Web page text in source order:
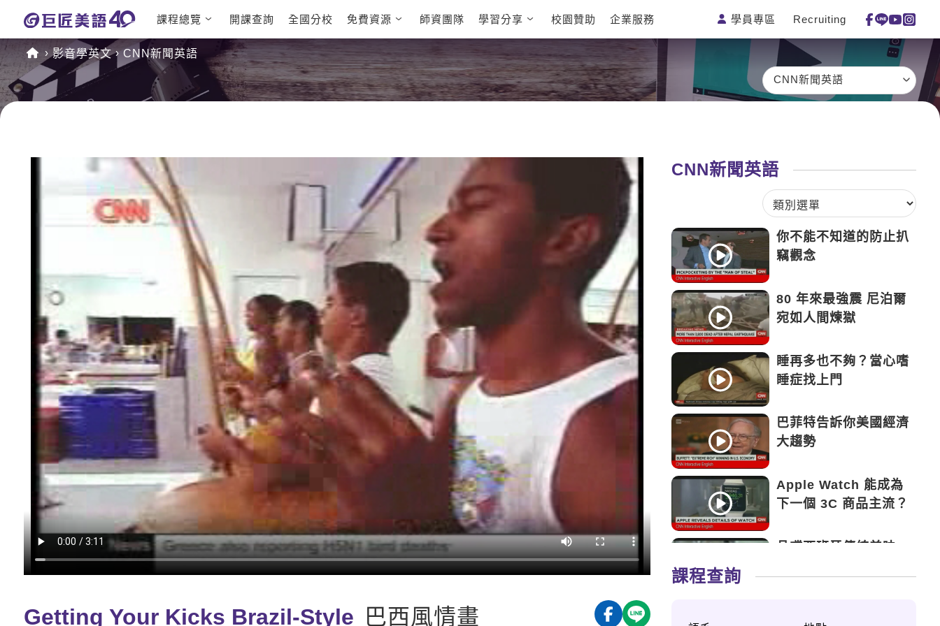
課程總覽
日語課程總表
英文課程總表
英文會話
英文檢定
TOEIC 多益課程
IELTS 雅思課程
能力養成
自然發音
英文聽力養成
開口溜英文
旅遊英文
TED Talks
新聞英文
特色課程
主題課程
英語俱樂部
線上真人
韓語
兒童美語
一對一家教
企業訓練
開課查詢 全國分校 免費資源
多益秒學堂 英文能力測驗
師資團隊 學習分享
學員讚出來 活動花絮
校園贊助 企業服務 學員專區 Recruiting
影音學英文 CNN新聞英語
CNN新聞英語
Getting Your Kicks Brazil-Style 巴西風情畫
CNN新聞英語
你不能不知道的防止扒
竊觀念
80 年來最強震 尼泊爾
宛如人間煉獄
睡再多也不夠？當心嗜
睡症找上門
巴菲特告訴你美國經濟
大趨勢
Apple Watch 能成為
下一個 3C 商品主流？
品嚐西班牙傳統美味
課程查詢